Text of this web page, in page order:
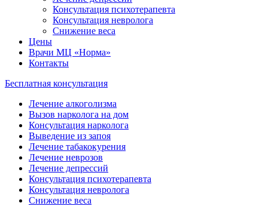
Консультация психотерапевта
Консультация невролога
Снижение веса
Цены
Врачи МЦ «Норма»
Контакты
Бесплатная консультация
Лечение алкоголизма
Вызов нарколога на дом
Консультация нарколога
Выведение из запоя
Лечение табакокурения
Лечение неврозов
Лечение депрессий
Консультация психотерапевта
Консультация невролога
Снижение веса